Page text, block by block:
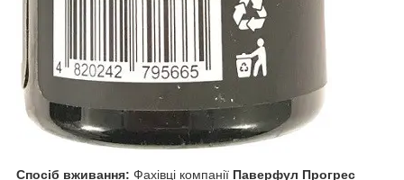
Спосіб вживання: Фахівці компанії Паверфул Прогрес